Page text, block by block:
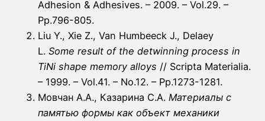
Adhesion & Adhesives. – 2009. – Vol.29. –
Pp.796-805.
Liu Y., Xie Z., Van Humbeeck J., Delaey
L. Some result of the detwinning process in
TiNi shape memory alloys // Scripta Materialia.
– 1999. – Vol.41. – No.12. – Pp.1273-1281.
Мовчан А.А., Казарина С.А. Материалы с
памятью формы как объект механики